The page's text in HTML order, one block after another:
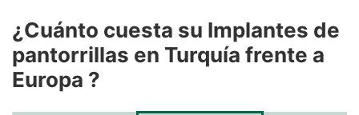
¿Cuánto cuesta su Implantes de
pantorrillas en Turquía frente a
Europa ?